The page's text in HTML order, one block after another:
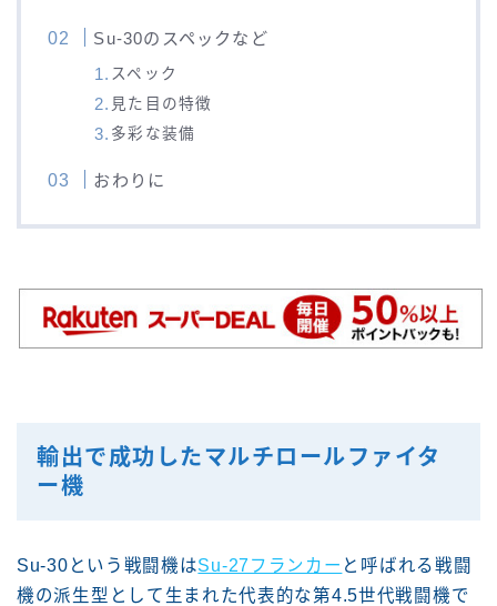
Su-30のスペックなど
スペック
見た目の特徴
多彩な装備
おわりに
輸出で成功したマルチロールファイタ
ー機
Su-30という戦闘機はSu-27フランカー と呼ばれる戦闘
機の派生型として生まれた代表的な第4.5世代戦闘機で